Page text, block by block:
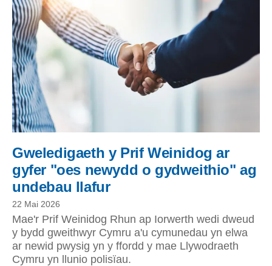
Gweledigaeth y Prif Weinidog ar
gyfer "oes newydd o gydweithio" ag
undebau llafur
22 Mai 2026
Mae'r Prif Weinidog Rhun ap Iorwerth wedi dweud
y bydd gweithwyr Cymru a'u cymunedau yn elwa
ar newid pwysig yn y ffordd y mae Llywodraeth
Cymru yn llunio polisïau.